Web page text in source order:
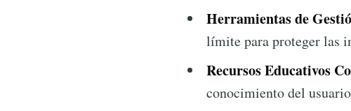
Herramientas de
límite para proteger las
Recursos Educativos
conocimiento del